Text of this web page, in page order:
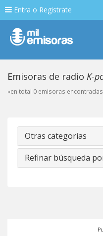
Entra o Registrate
Emisoras de radio K-
»en total 0 emisoras encontradas
Otras categorias
Refinar búsqueda